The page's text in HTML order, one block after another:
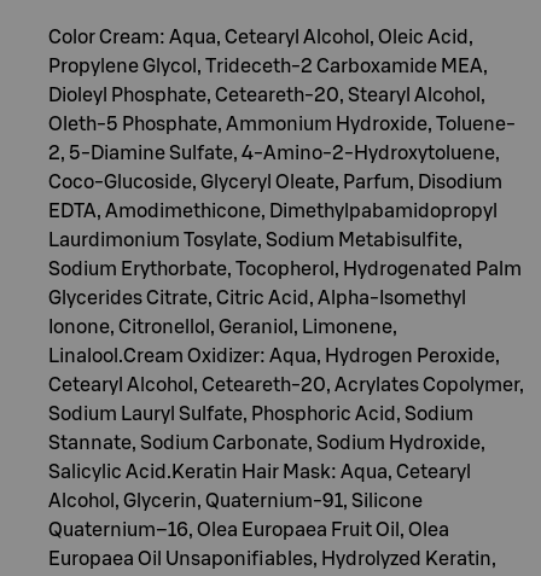
Color Cream: Aqua, Cetearyl Alcohol, Oleic Acid,
Propylene Glycol, Trideceth-2 Carboxamide MEA,
Dioleyl Phosphate, Ceteareth-20, Stearyl Alcohol,
Oleth-5 Phosphate, Ammonium Hydroxide, Toluene-
2, 5-Diamine Sulfate, 4-Amino-2-Hydroxytoluene,
Coco-Glucoside, Glyceryl Oleate, Parfum, Disodium
EDTA, Amodimethicone, Dimethylpabamidopropyl
Laurdimonium Tosylate, Sodium Metabisulfite,
Sodium Erythorbate, Tocopherol, Hydrogenated Palm
Glycerides Citrate, Citric Acid, Alpha-Isomethyl
Ionone, Citronellol, Geraniol, Limonene,
Linalool.Cream Oxidizer: Aqua, Hydrogen Peroxide,
Cetearyl Alcohol, Ceteareth-20, Acrylates Copolymer,
Sodium Lauryl Sulfate, Phosphoric Acid, Sodium
Stannate, Sodium Carbonate, Sodium Hydroxide,
Salicylic Acid.Keratin Hair Mask: Aqua, Cetearyl
Alcohol, Glycerin, Quaternium-91, Silicone
Quaternium–16, Olea Europaea Fruit Oil, Olea
Europaea Oil Unsaponifiables, Hydrolyzed Keratin,